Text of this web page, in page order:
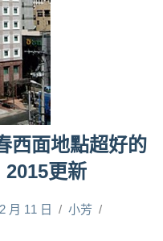
西面地點超好的
2015更新
月 11 日
小芳